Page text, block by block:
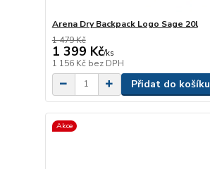
Arena Dry Backpack Logo Sage 20l
1 479 Kč
1 399 Kč/ks
1 156 Kč bez DPH
Přidat do košíku
Akce